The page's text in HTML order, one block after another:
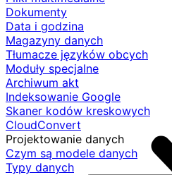
Dokumenty
Data i godzina
Magazyny danych
Tłumacze języków obcych
Moduły specjalne
Archiwum akt
Indeksowanie Google
Skaner kodów kreskowych
CloudConvert
Projektowanie danych
Czym są modele danych
Typy danych